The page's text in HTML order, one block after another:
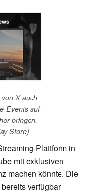
X auch
Events auf
bringen.
Store)
Plattform in
mit exklusiven
machen könnte. Die
verfügbar.